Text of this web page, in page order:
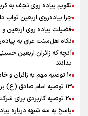
رابطه
زوجیت
اینفو برنا / جدول
عراق
تقویم پیاده روی نجف به کربلا اربعین ۱۴۰۵
چرا پیاده‌روی اربعین ثواب
فضیلت پیاده روی اربعین
نگاه اهل‌سنت عراق به
بدانند
۱۰ توصیه مهم به زائران و خادمان پیاده روی اربعین
۱۳ توصیه امام صادق (ع) برای پیاده‌روی اربعین
۲۰ توصیه کاربردی برای شرکت در پیاده روی اربعین ۱۴۰۵
پاسخ به سه‌ شبهه درباره